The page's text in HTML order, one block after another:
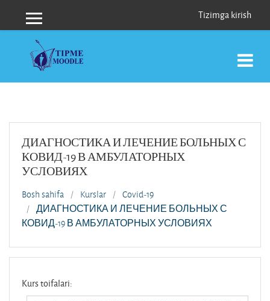
Yon panel Tizimga kirish
ДИАГНОСТИКА И ЛЕЧЕНИЕ БОЛЬНЫХ С
КОВИД-19 В АМБУЛАТОРНЫХ
УСЛОВИЯХ
Bosh sahifa Kurslar
Covid-19
ДИАГНОСТИКА И ЛЕЧЕНИЕ БОЛЬНЫХ С
КОВИД-19 В АМБУЛАТОРНЫХ УСЛОВИЯХ
Kurs toifalari: